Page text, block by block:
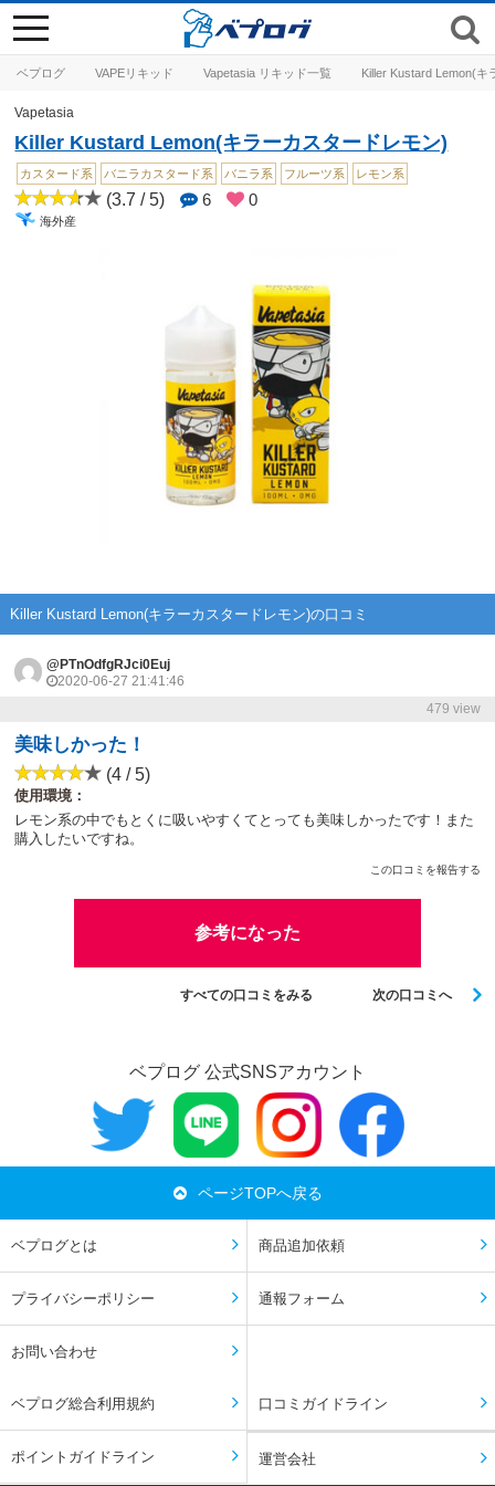
ベプログ VAPEリキッド Vapetasia リキッド一覧 Killer Kustard Lemon(キ
toggle
navigation
Vapetasia
Killer Kustard Lemon(キラーカスタードレモン)
カスタード系 バニラカスタード系 バニラ系 フルーツ系 レモン系
(3.7 / 5) 6 0
海外産
Killer Kustard Lemon(キラーカスタードレモン)の口コミ
@PTnOdfgRJci0Euj
2020-06-27 21:41:46
479 view
美味しかった！
(4 / 5)
使用環境：
レモン系の中でもとくに吸いやすくてとっても美味しかったです！また
購入したいですね。
この口コミを報告する
参考になった
すべての口コミをみる 次の口コミへ
ベプログ 公式SNSアカウント
ページTOPへ戻る
ベプログとは 商品追加依頼
プライバシーポリシー 通報フォーム
お問い合わせ
ベプログ総合利用規約 口コミガイドライン
ポイントガイドライン 運営会社